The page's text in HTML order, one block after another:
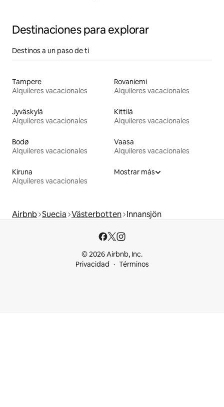
Destinaciones para explorar
Destinos a un paso de ti
Tampere
Alquileres vacacionales
Rovaniemi
Alquileres vacacionales
Jyväskylä
Alquileres vacacionales
Kittilä
Alquileres vacacionales
Bodø
Alquileres vacacionales
Vaasa
Alquileres vacacionales
Kiruna
Alquileres vacacionales
Mostrar más
Airbnb Suecia Västerbotten Innansjön
© 2026 Airbnb, Inc.
Privacidad
Términos